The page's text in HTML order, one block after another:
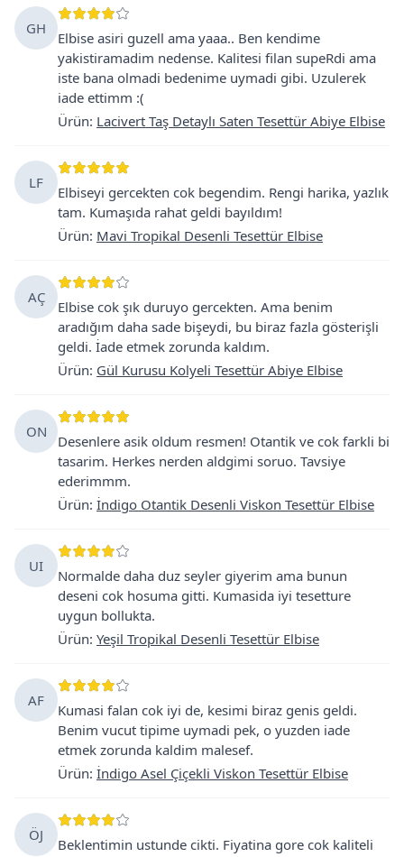
GH
Elbise asiri guzell ama yaaa.. Ben kendime
yakistiramadim nedense. Kalitesi filan supeRdi ama
iste bana olmadi bedenime uymadi gibi. Uzulerek
iade ettimm :(
Ürün: Lacivert Taş Detaylı Saten Tesettür Abiye Elbise
LF
Elbiseyi gercekten cok begendim. Rengi harika, yazlık
tam. Kumaşıda rahat geldi bayıldım!
Ürün: Mavi Tropikal Desenli Tesettür Elbise
AÇ
Elbise cok şık duruyo gercekten. Ama benim
aradığım daha sade bişeydi, bu biraz fazla gösterişli
geldi. İade etmek zorunda kaldım.
Ürün: Gül Kurusu Kolyeli Tesettür Abiye Elbise
ON
Desenlere asik oldum resmen! Otantik ve cok farkli bi
tasarim. Herkes nerden aldgimi soruo. Tavsiye
ederimmm.
Ürün: İndigo Otantik Desenli Viskon Tesettür Elbise
UI
Normalde daha duz seyler giyerim ama bunun
deseni cok hosuma gitti. Kumasida iyi tesetture
uygun bollukta.
Ürün: Yeşil Tropikal Desenli Tesettür Elbise
AF
Kumasi falan cok iyi de, kesimi biraz genis geldi.
Benim vucut tipime uymadi pek, o yuzden iade
etmek zorunda kaldim malesef.
Ürün: İndigo Asel Çiçekli Viskon Tesettür Elbise
ÖJ
Beklentimin ustunde cikti. Fiyatina gore cok kaliteli